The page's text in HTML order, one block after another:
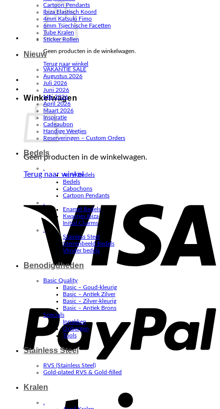
Geen producten in de winkelwagen.
Terug naar winkel
Winkelwagen
Geen producten in de winkelwagen.
Terug naar winkel
Cartoon Pendants
Ibiza Elastisch Koord
4mm Katsuki Fimo
6mm Tsjechische Facetten
Tube Kralen
Sticker Rollen
Nieuw
VAKANTIE SALE
Augustus 2026
Juli 2026
Juni 2026
Mei 2026
April 2026
Maart 2026
Inspiratie
Cadeaubon
Handige Weetjes
Reserveringen – Custom Orders
Bedels
.
Acryl Bedels
Bedels
Cabochons
Cartoon Pendants
.
Enamel Bedels
Kwastjes Ibiza
Initial Charms
.
Stainless Steel
Sterrenbeeld Bedels
Vlinder bedels
Benodigdheden
Basic Quality
Basic – Goud-kleurig
Basic – Antiek Zilver
Basic – Zilver-kleurig
Basic – Antiek Brons
Specials
Inpakken
Opbergen
Tools
Stainless Steel
RVS (Stainless Steel)
Gold-plated RVS & Gold-filled
Kralen
.